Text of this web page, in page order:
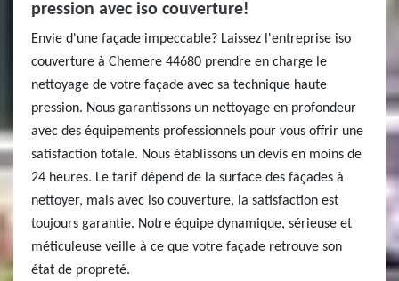
pression avec iso couverture!
Envie d'une façade impeccable? Laissez l'entreprise iso
couverture à Chemere 44680 prendre en charge le
nettoyage de votre façade avec sa technique haute
pression. Nous garantissons un nettoyage en profondeur
avec des équipements professionnels pour vous offrir une
satisfaction totale. Nous établissons un devis en moins de
24 heures. Le tarif dépend de la surface des façades à
nettoyer, mais avec iso couverture, la satisfaction est
toujours garantie. Notre équipe dynamique, sérieuse et
méticuleuse veille à ce que votre façade retrouve son
état de propreté.